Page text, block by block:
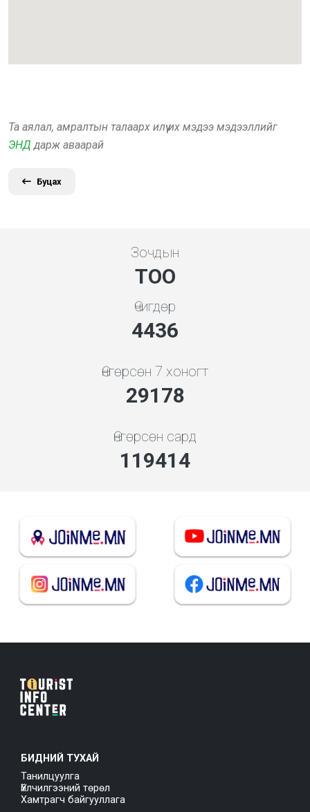
Та аялал, амралтын талаарх илүү их мэдээ мэдээллийг
ЭНД дарж аваарай
Буцах
Зочдын
ТОО
Өчигдөр
4948
Өнгөрсөн 7 хоногт
32545
Өнгөрсөн сард
133192
БИДНИЙ ТУХАЙ
Танилцуулга
Үйлчилгээний төрөл
Хамтрагч байгууллага